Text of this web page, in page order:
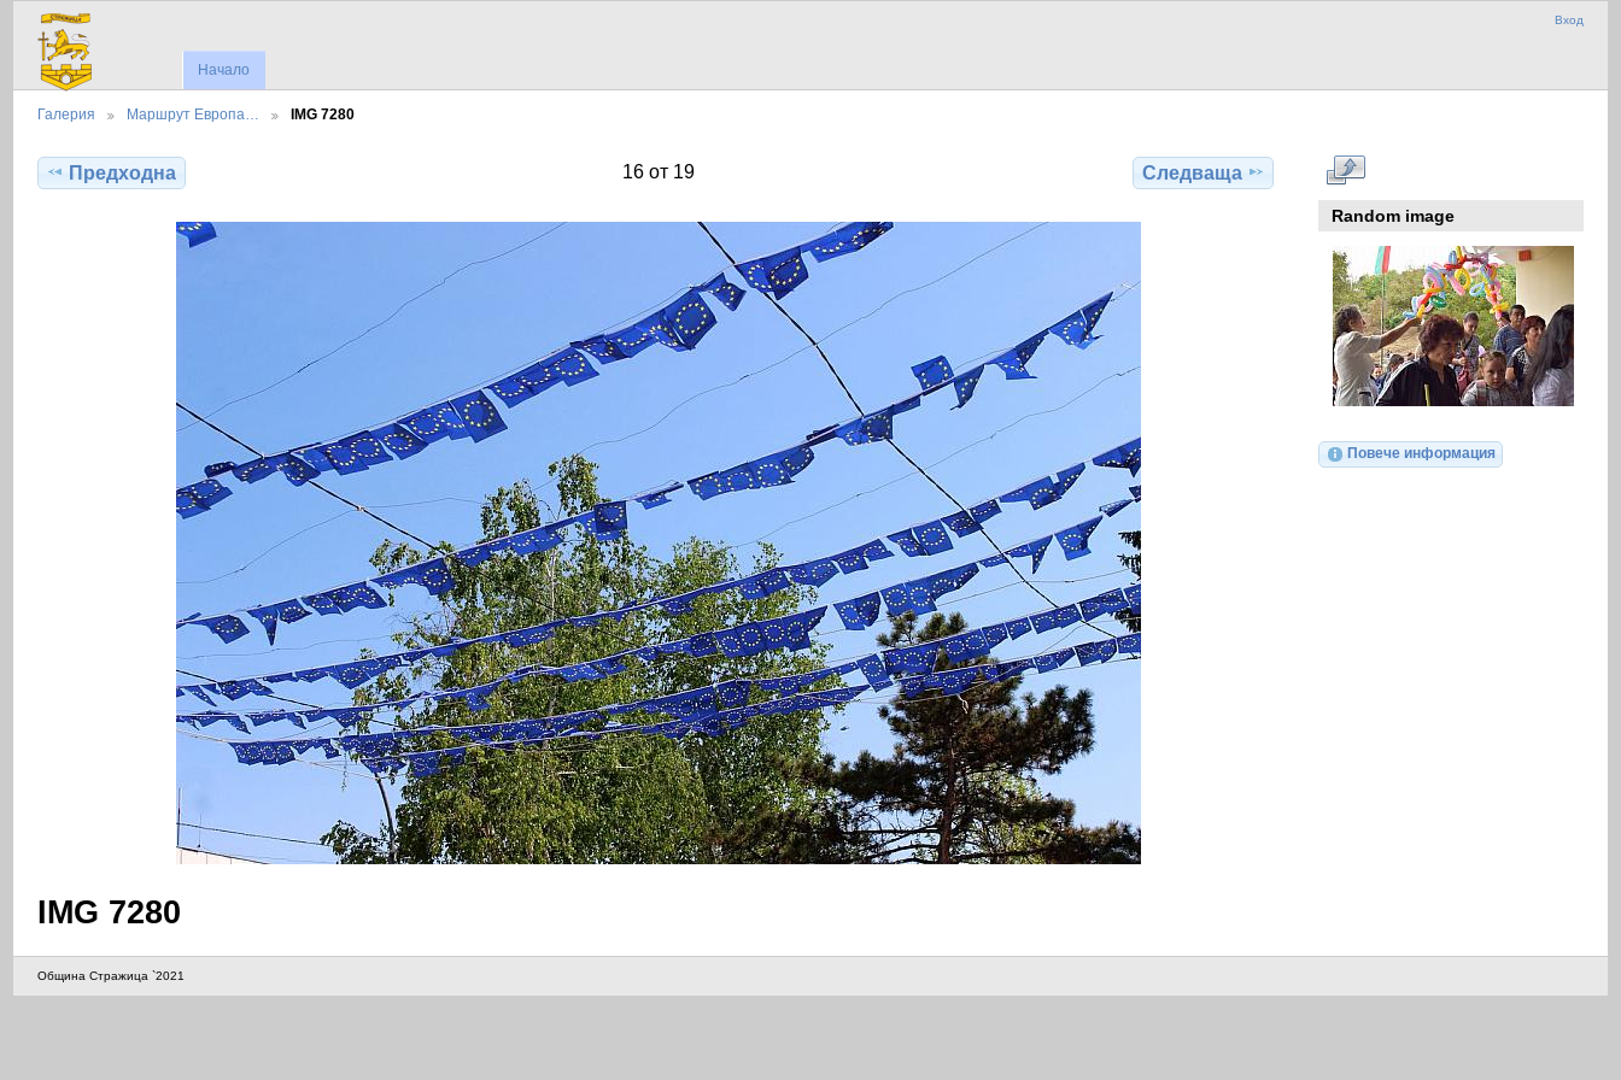
Вход
Начало
Галерия Маршрут Европа… IMG 7280
Предходна 16 от 19 Следваща
IMG 7280
Random image
Повече информация
Община Стражица `2021